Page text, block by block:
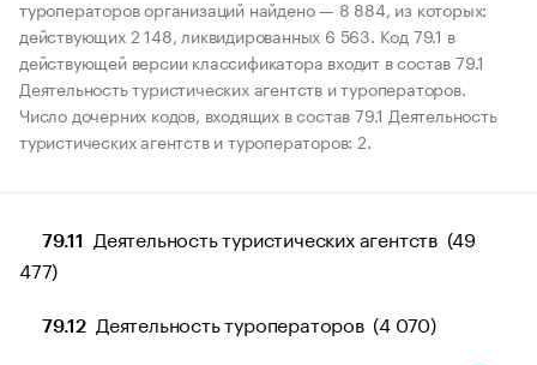
туроператоров организаций найдено — 8 884, из которых:
действующих 2 148, ликвидированных 6 563. Код 79.1 в
действующей версии классификатора входит в состав 79.1
Деятельность туристических агентств и туроператоров.
Число дочерних кодов, входящих в состав 79.1 Деятельность
туристических агентств и туроператоров: 2.
79.11
Деятельность туристических агентств (49
477)
79.12 Деятельность туроператоров (4 070)